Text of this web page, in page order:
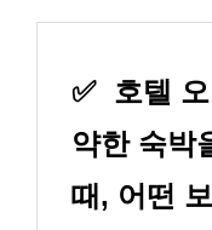
✅ 호텔
약한 숙박
때, 어떤